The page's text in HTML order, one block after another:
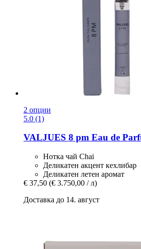
2 опции
5.0 (1)
VALJUES 8 pm Eau de
Нотка чай Chai
Деликатен акцент кехлибар
Деликатен летен аромат
€ 37,50 (€ 3.750,00 / л)
Доставка до 14. август